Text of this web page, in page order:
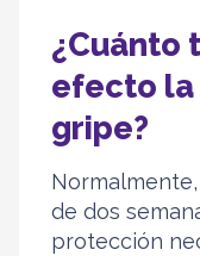
¿Cuánto
efecto la
gripe?
de dos
protección